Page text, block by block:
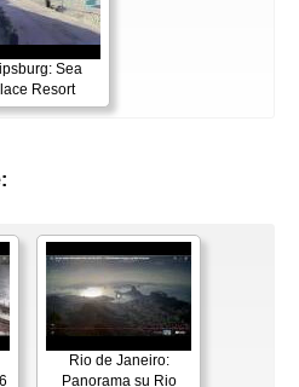
Sea
Resort
Rio de Janeiro:
Panorama su Rio